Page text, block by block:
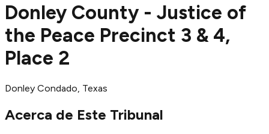
Donley County - Justice of
the Peace Precinct 3 & 4,
Place 2
Donley Condado, Texas
Acerca de Este Tribunal